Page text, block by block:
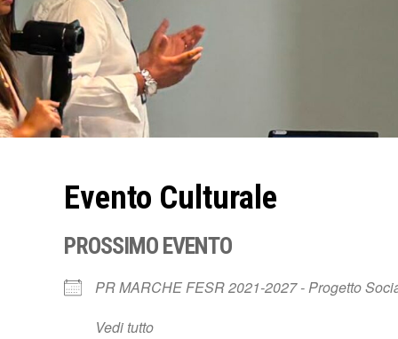
Evento Culturale
PROSSIMO EVENTO
PR MARCHE FESR 2021-2027 - Progetto
Vedi tutto